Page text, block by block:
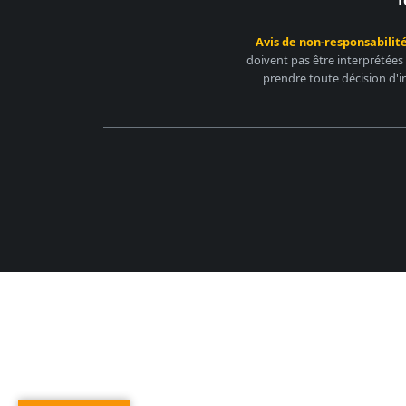
Avis de non-
doivent pas être
prendre toute décision